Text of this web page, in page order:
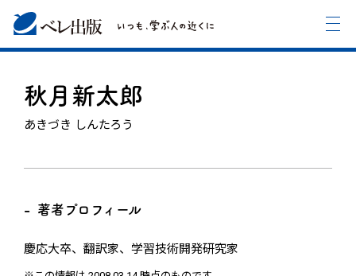
秋月新太郎
あきづき しんたろう
著者プロフィール
慶応大卒、翻訳家、学習技術開発研究家